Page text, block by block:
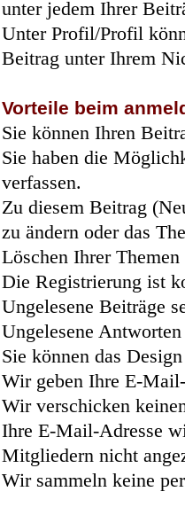
unter jedem Ihrer
Unter Profil/Profil
Beitrag unter Ihrem
Vorteile beim
Sie können Ihren
Sie haben die
verfassen.
Zu diesem Beitrag
zu ändern oder das
Löschen Ihrer
Die Registrierung ist
Ungelesene Beiträge
Ungelesene
Sie können das
Wir geben Ihre E-
Wir verschicken
Ihre E-Mail-Adresse
Mitgliedern nicht
Wir sammeln keine